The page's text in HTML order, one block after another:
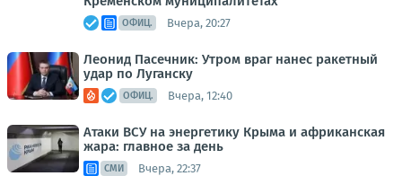
ОФИЦ. Вчера, 20:27
Леонид Пасечник: Утром враг нанес ракетный
удар по Луганску
ОФИЦ. Вчера, 12:40
Атаки ВСУ на энергетику Крыма и африканская
жара: главное за день
СМИ Вчера, 22:37